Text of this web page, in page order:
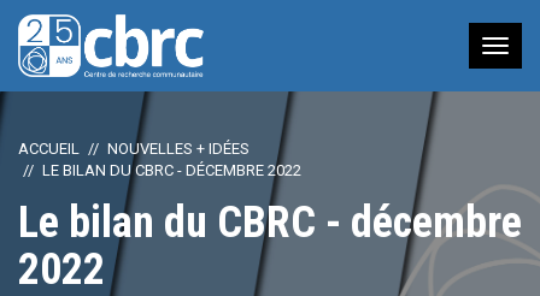
à
ACCUEIL
NOUVELLES + IDÉES
LE BILAN DU CBRC - DÉCEMBRE 2022
Le bilan du CBRC - décembre
2022